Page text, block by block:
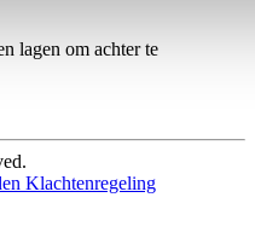
lagen om achter te
Klachtenregeling